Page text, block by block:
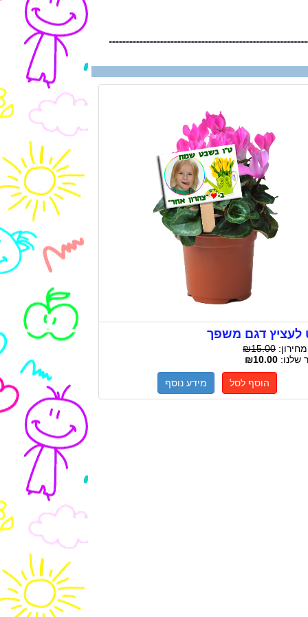
לעציץ דגם משפך
₪15.00
שלנו: ₪10.00
הוסף לסל מידע נוסף